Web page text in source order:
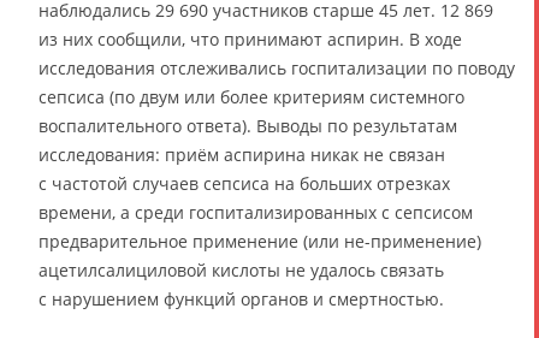
наблюдались 29 690 участников старше 45 лет. 12 869
из них сообщили, что принимают аспирин. В ходе
исследования отслеживались госпитализации по поводу
сепсиса (по двум или более критериям системного
воспалительного ответа). Выводы по результатам
исследования: приём аспирина никак не связан
с частотой случаев сепсиса на больших отрезках
времени, а среди госпитализированных с сепсисом
предварительное применение (или не-применение)
ацетилсалициловой кислоты не удалось связать
с нарушением функций органов и смертностью.